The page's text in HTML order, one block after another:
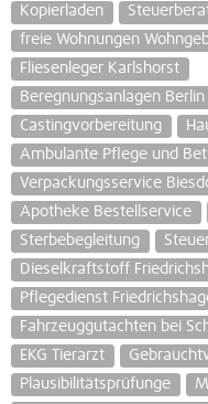
Kopierladen
freie Wohnungen
Fliesenleger Karlshorst
Beregnungsanlagen
Castingvorbereitung
Ambulante Pflege und
Verpackungsservice
Apotheke Bestellservice
Sterbebegleitung
Dieselkraftstoff
Pflegedienst
Fahrzeuggutachten bei
EKG Tierarzt
Plausibilitätsprüfunge